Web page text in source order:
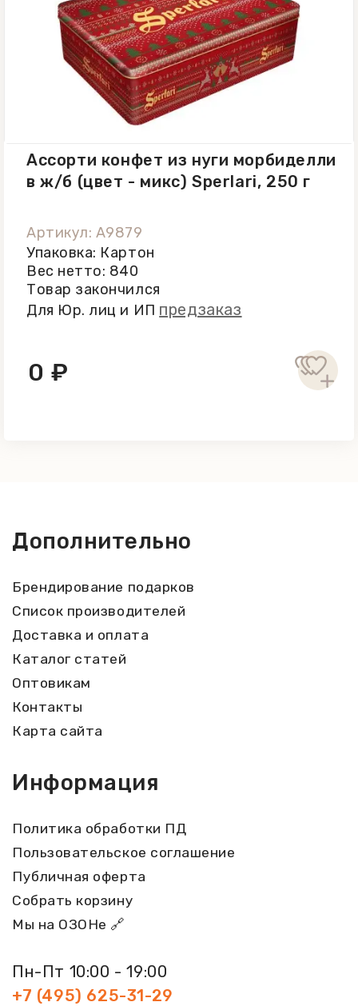
Ассорти конфет из нуги морбиделли
в ж/б (цвет - микс) Sperlari, 250 г
Артикул: A9879
Упаковка: Картон
Вес нетто: 840
Товар закончился
Для Юр. лиц и ИП предзаказ
0 ₽
Дополнительно
Брендирование подарков
Список производителей
Доставка и оплата
Каталог статей
Оптовикам
Контакты
Карта сайта
Информация
Политика обработки ПД
Пользовательское соглашение
Публичная оферта
Собрать корзину
Мы на ОЗОНе 🔗
Пн-Пт 10:00 - 19:00
+7 (495) 625-31-29